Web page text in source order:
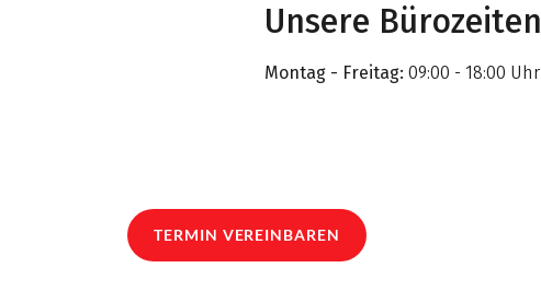
Unsere Bürozeiten
Montag - Freitag: 09:00 - 18:00 Uhr
TERMIN VEREINBAREN